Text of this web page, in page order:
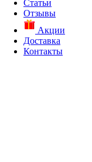
Статьи
Отзывы
Акции
Доставка
Контакты